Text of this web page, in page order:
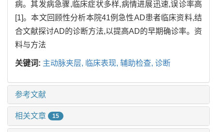
病。其发病急骤,临床症状多样,病情进展迅速,误诊率高
[1]。本文回顾性分析本院41例急性AD患者临床资料,结
合文献探讨AD的诊断方法,以提高AD的早期确诊率。资
料与方法
关键词: 主动脉夹层, 临床表现, 辅助检查, 诊断
参考文献
相关文章 15